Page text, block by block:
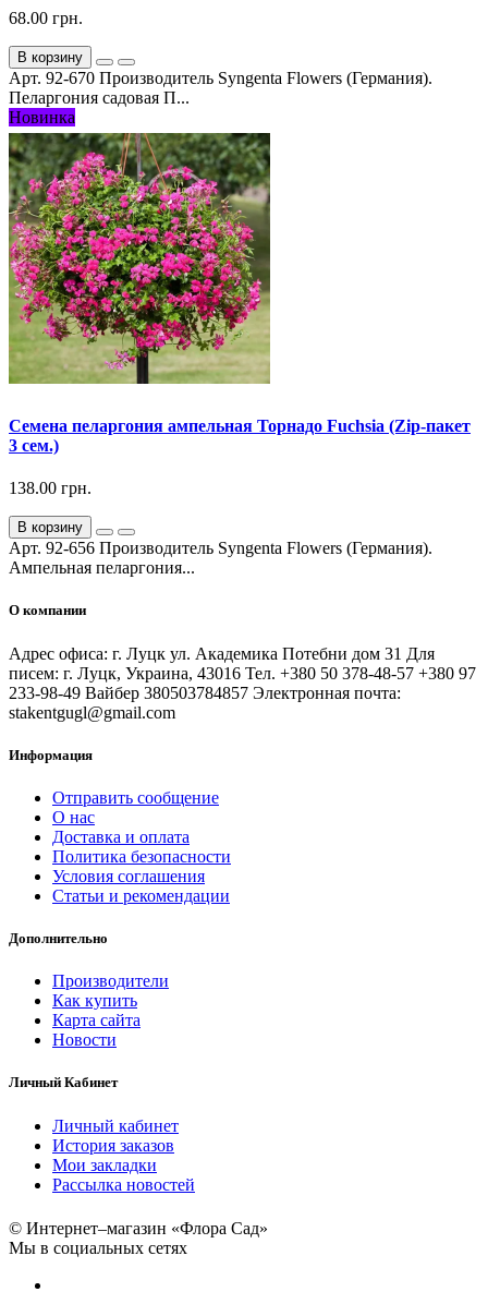
68.00 грн.
В корзину
Арт. 92-670 Производитель Syngenta Flowers (Германия).
Пеларгония садовая П...
Новинка
Семена пеларгония ампельная Торнадо Fuchsia (Zip-пакет
3 сем.)
138.00 грн.
В корзину
Арт. 92-656 Производитель Syngenta Flowers (Германия).
Ампельная пеларгония...
О компании
Адрес офиса: г. Луцк ул. Академика Потебни дом 31 Для
писем: г. Луцк, Украина, 43016 Тел. +380 50 378-48-57 +380 97
233-98-49 Вайбер 380503784857 Электронная почта:
stakentgugl@gmail.com
Информация
Отправить сообщение
О нас
Доставка и оплата
Политика безопасности
Условия соглашения
Статьи и рекомендации
Дополнительно
Производители
Как купить
Карта сайта
Новости
Личный Кабинет
Личный кабинет
История заказов
Мои закладки
Рассылка новостей
© Интернет–магазин «Флора Сад»
Мы в социальных сетях